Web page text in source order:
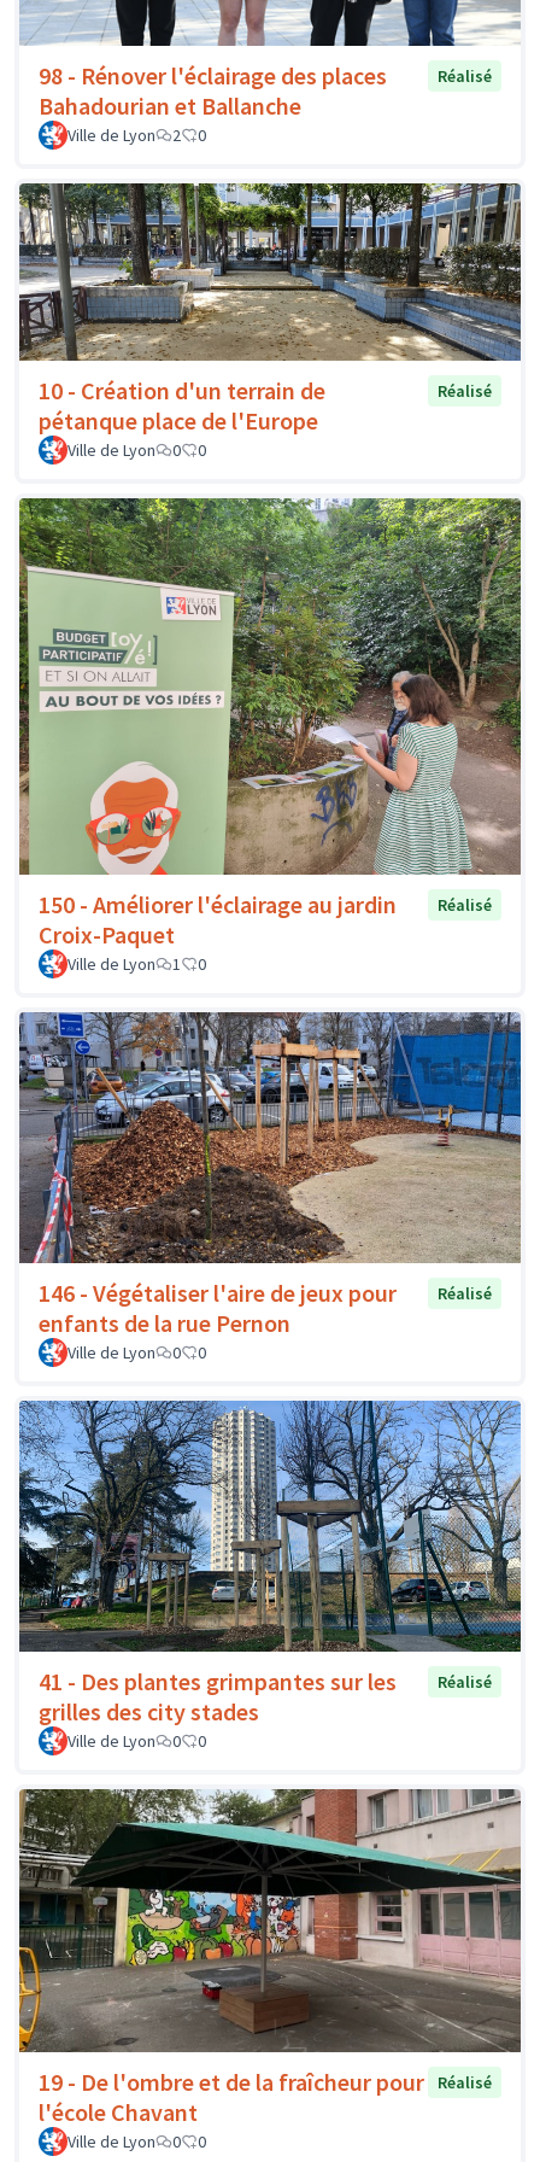
98 - Rénover l'éclairage des places
Bahadourian et Ballanche
Réalisé
Ville de Lyon 2 0
10 - Création d'un terrain de
pétanque place de l'Europe
Réalisé
Ville de Lyon 0 0
150 - Améliorer l'éclairage au jardin
Croix-Paquet
Réalisé
Ville de Lyon 1 0
146 - Végétaliser l'aire de jeux pour
enfants de la rue Pernon
Réalisé
Ville de Lyon 0 0
41 - Des plantes grimpantes sur les
grilles des city stades
Réalisé
Ville de Lyon 0 0
19 - De l'ombre et de la fraîcheur pour
l'école Chavant
Réalisé
Ville de Lyon 0 0